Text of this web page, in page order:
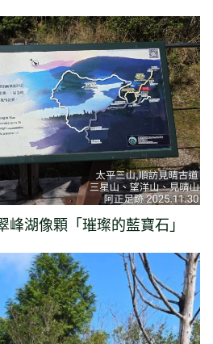
湖像顆「璀璨的藍寶石」